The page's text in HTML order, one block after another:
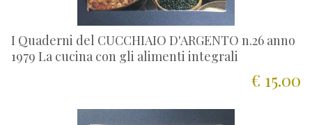
I Quaderni del CUCCHIAIO D'ARGENTO n.26 anno
1979 La cucina con gli alimenti integrali
€ 15.00